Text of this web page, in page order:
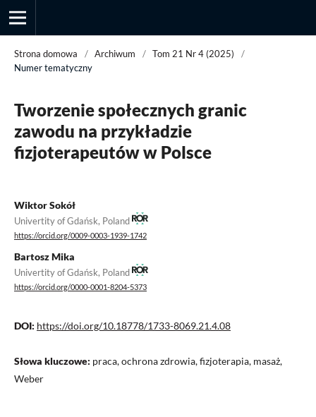
Przegląd Socjologii Jakościowej
Strona domowa / Archiwum / Tom 21 Nr 4 (2025)
/
Numer tematyczny
Tworzenie społecznych granic
zawodu na przykładzie
fizjoterapeutów w Polsce
Wiktor Sokół
Univertity of Gdańsk, Poland
https://orcid.org/0009-0003-1939-1742
Bartosz Mika
Univertity of Gdańsk, Poland
https://orcid.org/0000-0001-8204-5373
DOI: https://doi.org/10.18778/1733-8069.21.4.08
Słowa kluczowe: praca, ochrona zdrowia, fizjoterapia, masaż,
Weber